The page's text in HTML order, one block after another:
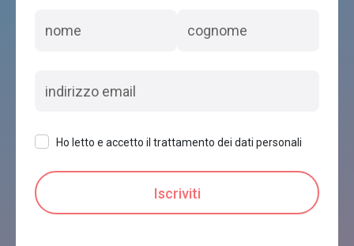
Ho letto e accetto il trattamento dei dati personali